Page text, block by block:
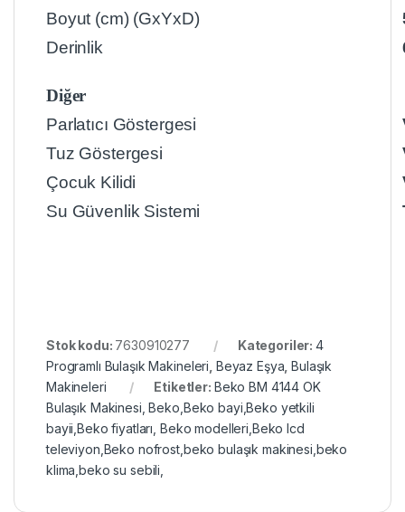
Boyut (cm) (GxYxD)
Derinlik
Diğer
Parlatıcı Göstergesi
Tuz Göstergesi
Çocuk Kilidi
Su Güvenlik Sistemi
Stok kodu: 7630910277 Kategoriler: 4
Programlı Bulaşık Makineleri Beyaz Eşya ,Bulaşık
Makineleri
Etiketler: Beko BM 4144 OK
Bulaşık Makinesi, Beko,Beko bayi,Beko yetkili
bayii,Beko fiyatları, Beko modelleri,Beko lcd
televiyon,Beko nofrost,beko bulaşık makinesi,beko
klima,beko su sebili,